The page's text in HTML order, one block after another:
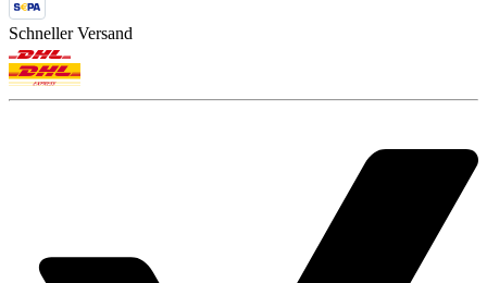
Schneller Versand